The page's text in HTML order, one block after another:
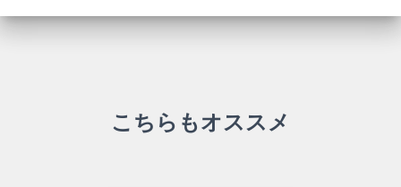
こちらもオススメ